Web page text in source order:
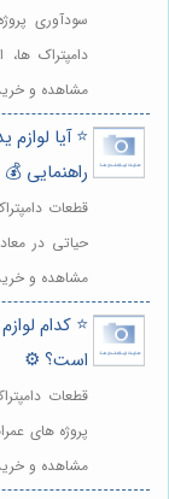
سودآوری
دامپتراک
مشاهده و
⭐️ آیا
راهنمایی 💰
قطعات
حیاتی در
مشاهده و
⭐️ کدام
است؟ ⚙️
قطعات
پروژه های
مشاهده و